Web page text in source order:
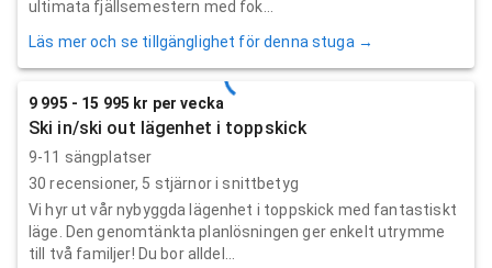
ultimata fjällsemestern med fok...
Läs mer och se tillgänglighet för denna stuga →
9 995 - 15 995 kr per vecka
Ski in/ski out lägenhet i toppskick
9-11 sängplatser
30 recensioner, 5 stjärnor i snittbetyg
Vi hyr ut vår nybyggda lägenhet i toppskick med fantastiskt
läge. Den genomtänkta planlösningen ger enkelt utrymme
till två familjer! Du bor alldel...